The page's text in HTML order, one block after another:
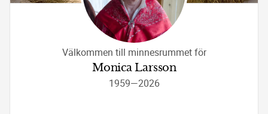
Välkommen till minnesrummet för
Monica Larsson
1959—2026